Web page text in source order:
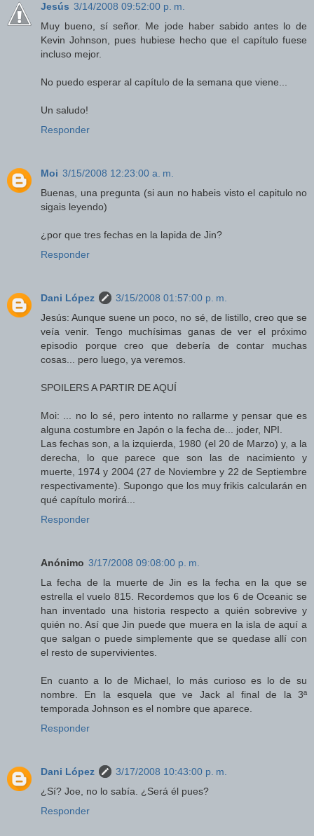
Jesús 3/14/2008 09:52:00 p. m.
Muy bueno, sí señor. Me jode haber sabido antes lo de
Kevin Johnson, pues hubiese hecho que el capítulo fuese
incluso mejor.
No puedo esperar al capítulo de la semana que viene...
Un saludo!
Responder
Moi 3/15/2008 12:23:00 a. m.
Buenas, una pregunta (si aun no habeis visto el capitulo no
sigais leyendo)
¿por que tres fechas en la lapida de Jin?
Responder
Dani López
3/15/2008 01:57:00 p. m.
Jesús: Aunque suene un poco, no sé, de listillo, creo que se
veía venir. Tengo muchísimas ganas de ver el próximo
episodio porque creo que debería de contar muchas
cosas... pero luego, ya veremos.
SPOILERS A PARTIR DE AQUÍ
Moi: ... no lo sé, pero intento no rallarme y pensar que es
alguna costumbre en Japón o la fecha de... joder, NPI.
Las fechas son, a la izquierda, 1980 (el 20 de Marzo) y, a la
derecha, lo que parece que son las de nacimiento y
muerte, 1974 y 2004 (27 de Noviembre y 22 de Septiembre
respectivamente). Supongo que los muy frikis calcularán en
qué capítulo morirá...
Responder
Anónimo 3/17/2008 09:08:00 p. m.
La fecha de la muerte de Jin es la fecha en la que se
estrella el vuelo 815. Recordemos que los 6 de Oceanic se
han inventado una historia respecto a quién sobrevive y
quién no. Así que Jin puede que muera en la isla de aquí a
que salgan o puede simplemente que se quedase allí con
el resto de supervivientes.
En cuanto a lo de Michael, lo más curioso es lo de su
nombre. En la esquela que ve Jack al final de la 3ª
temporada Johnson es el nombre que aparece.
Responder
Dani López
3/17/2008 10:43:00 p. m.
¿Sí? Joe, no lo sabía. ¿Será él pues?
Responder